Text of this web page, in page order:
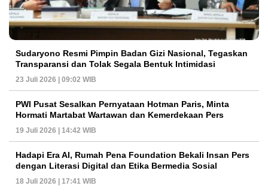
Sudaryono Resmi Pimpin Badan Gizi Nasional, Tegaskan
Transparansi dan Tolak Segala Bentuk Intimidasi
23 Juli 2026 | 09:02 WIB
PWI Pusat Sesalkan Pernyataan Hotman Paris, Minta
Hormati Martabat Wartawan dan Kemerdekaan Pers
19 Juli 2026 | 14:42 WIB
Hadapi Era AI, Rumah Pena Foundation Bekali Insan Pers
dengan Literasi Digital dan Etika Bermedia Sosial
18 Juli 2026 | 17:41 WIB